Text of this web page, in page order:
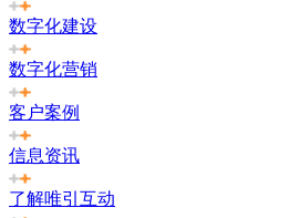
数字化建设
数字化营销
客户案例
信息资讯
了解唯引互动